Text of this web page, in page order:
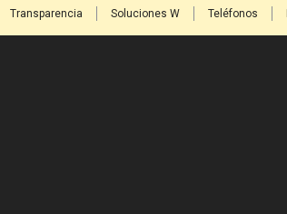
Transparencia Soluciones W Teléfonos